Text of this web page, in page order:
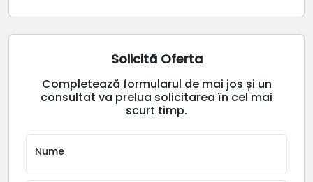
Solicită Oferta
Completează formularul de mai jos și un
consultat va prelua solicitarea în cel mai
scurt timp.
Nume